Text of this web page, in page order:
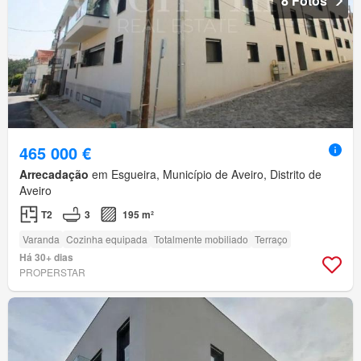
465 000 €
Arrecadação em Esgueira, Município de Aveiro, Distrito de
Aveiro
T2 3 195 m²
Varanda Cozinha equipada Totalmente mobiliado Terraço
Há 30+ dias
PROPERSTAR